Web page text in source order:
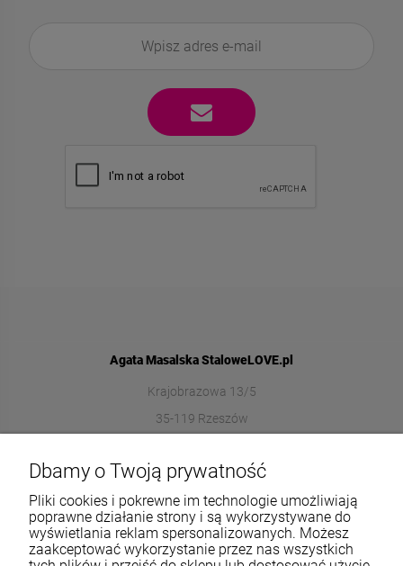
Agata Masalska StaloweLOVE.pl
Krajobrazowa 13/5
35-119 Rzeszów
572989669
Informacje
Dbamy o Twoją prywatność
Pliki cookies i pokrewne im technologie umożliwiają
poprawne działanie strony i są wykorzystywane do
wyświetlania reklam spersonalizowanych. Możesz
zaakceptować wykorzystanie przez nas wszystkich